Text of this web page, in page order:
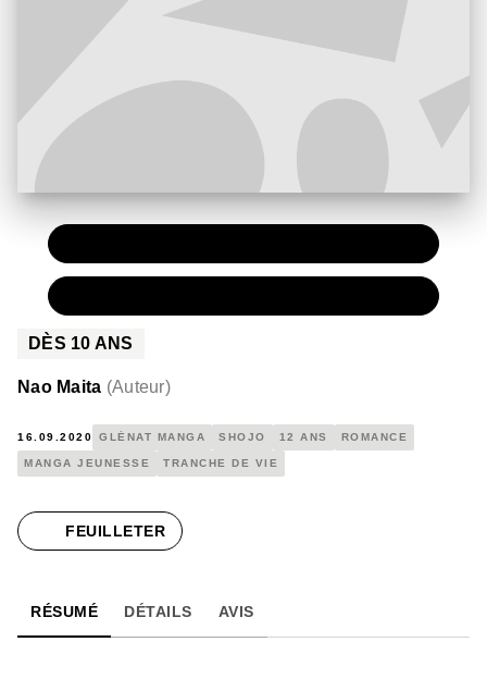
DÈS 10 ANS
Nao Maita (Auteur)
16.09.2020 GLÉNAT MANGA SHOJO 12 ANS ROMANCE
MANGA JEUNESSE TRANCHE DE VIE
FEUILLETER
RÉSUMÉ DÉTAILS AVIS